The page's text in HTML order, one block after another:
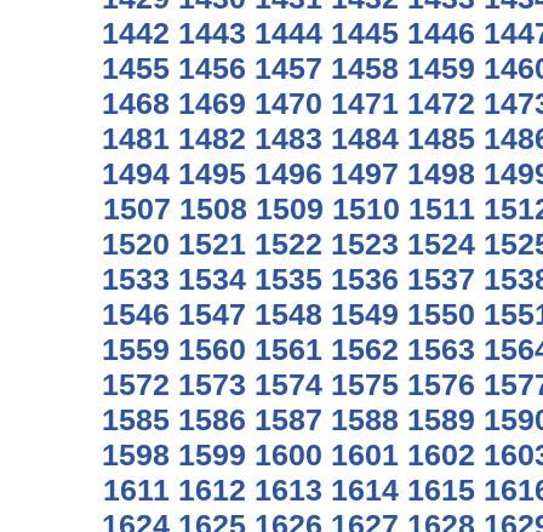
1442 1443 1444 1445 1446
1455 1456 1457 1458 1459
1468 1469 1470 1471 1472
1481 1482 1483 1484 1485
1494 1495 1496 1497 1498
1507 1508 1509 1510 1511
1520 1521 1522 1523 1524
1533 1534 1535 1536 1537
1546 1547 1548 1549 1550
1559 1560 1561 1562 1563
1572 1573 1574 1575 1576
1585 1586 1587 1588 1589
1598 1599 1600 1601 1602
1611 1612 1613 1614 1615
1624 1625 1626 1627 1628